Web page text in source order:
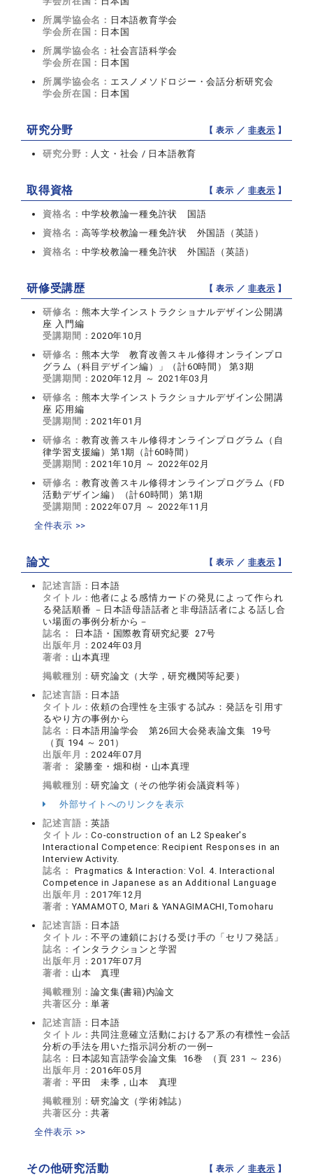
所属学協会名： 日本語教育学会
学会所在国： 日本国
所属学協会名： 社会言語科学会
学会所在国： 日本国
所属学協会名： エスノメソドロジー・会話分析研究会
学会所在国： 日本国
研究分野 【 表示 ／非表示 】
研究分野： 人文・社会 / 日本語教育
取得資格 【 表示 ／非表示 】
資格名： 中学校教論一種免許状 国語
資格名： 高等学校教論一種免許状 外国語（英語）
資格名： 中学校教論一種免許状 外国語（英語）
研修受講歴 【 表示 ／非表示 】
研修名： 熊本大学インストラクショナルデザイン公開講
座 入門編
受講期間：2020年10月
研修名： 熊本大学 教育改善スキル修得オンラインプロ
グラム（科目デザイン編）」（計60時間） 第3期
受講期間：2020年12月 ～ 2021年03月
研修名： 熊本大学インストラクショナルデザイン公開講
座 応用編
受講期間：2021年01月
研修名： 教育改善スキル修得オンラインプログラム（自
律学習支援編）第1期（計60時間）
受講期間：2021年10月 ～ 2022年02月
研修名： 教育改善スキル修得オンラインプログラム（FD
活動デザイン編）（計60時間）第1期
受講期間：2022年07月 ～ 2022年11月
全件表示 >>
論文 【 表示 ／非表示 】
記述言語： 日本語
タイトル：他者による感情カードの発見によって作られ
る発話順番 －日本語母語話者と非母語話者による話し合
い場面の事例分析から－
誌名：
日本語・国際教育研究紀要 27号
出版年月：2024年03月
著者： 山本真理
掲載種別：研究論文（大学，研究機関等紀要）
記述言語： 日本語
タイトル：依頼の合理性を主張する試み：発話を引用す
るやり方の事例から
誌名： 日本語用論学会 第26回大会発表論文集 19号
（頁 194 ～ 201）
出版年月：2024年07月
著者：
梁勝奎・畑和樹・山本真理
掲載種別：研究論文（その他学術会議資料等）
外部サイトへのリンクを表示
記述言語：英語
タイトル：Co-construction of an L2 Speaker's
Interactional Competence: Recipient Responses in an
Interview Activity.
誌名：
Pragmatics & Interaction: Vol. 4. Interactional
Competence in Japanese as an Additional Language
出版年月：2017年12月
著者： YAMAMOTO, Mari & YANAGIMACHI,Tomoharu
記述言語： 日本語
タイトル：不平の連鎖における受け手の「セリフ発話」
誌名： インタラクションと学習
出版年月：2017年07月
著者： 山本 真理
掲載種別：論文集(書籍)内論文
共著区分：単著
記述言語： 日本語
タイトル：共同注意確立活動におけるア系の有標性―会話
分析の手法を用いた指示詞分析の一例―
誌名： 日本認知言語学会論文集 16巻 （頁 231 ～ 236）
出版年月：2016年05月
著者： 平田 未季，山本 真理
掲載種別：研究論文（学術雑誌）
共著区分：共著
全件表示 >>
その他研究活動 【 表示 ／非表示 】